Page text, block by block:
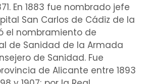
En 1883 fue nombrado jefe
San Carlos de Cádiz de la
el nombramiento de
de Sanidad de la Armada
de Sanidad. Fue
de Alicante entre 1893